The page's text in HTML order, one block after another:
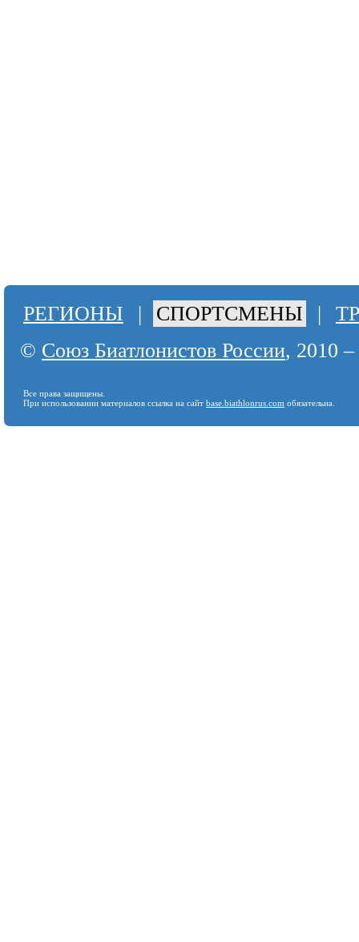
РЕГИОНЫ | СПОРТСМЕНЫ |
© Союз Биатлонистов России, 2010
Все права защищены.
При использовании материалов ссылка на сайт base.biathlonrus.com обязательна.